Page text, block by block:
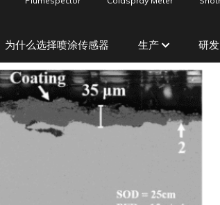
为什么选择喷涂传感器 生产 研发